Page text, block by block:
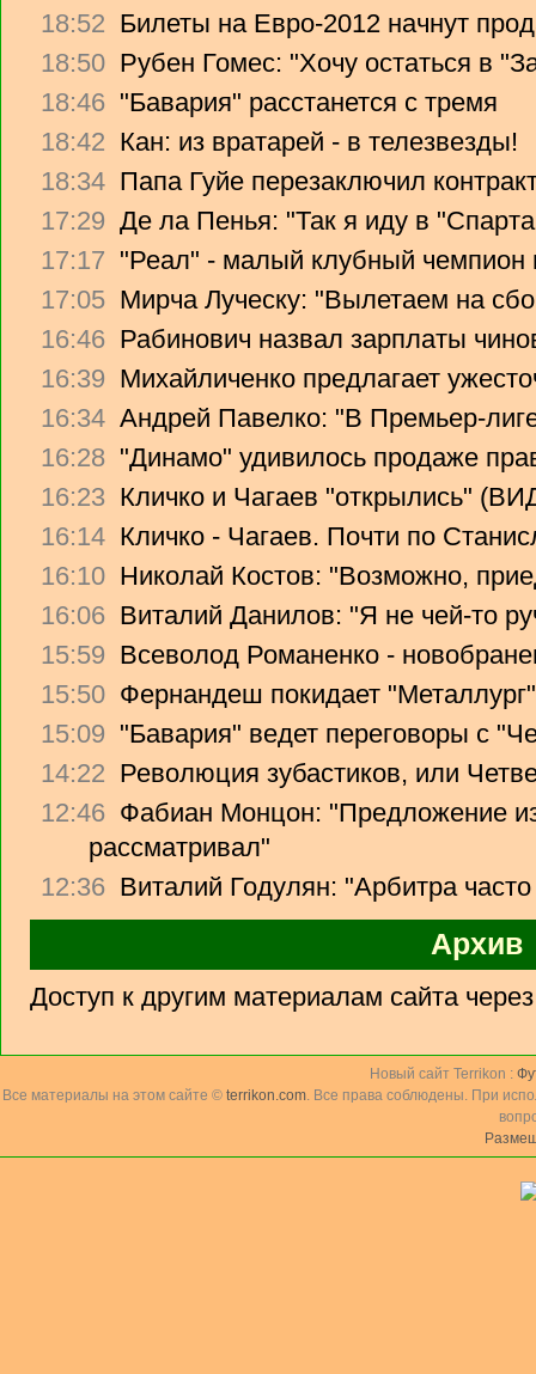
18:52 Билеты на Евро-2012 начнут
18:50 Рубен Гомес: "Хочу остаться в
18:46 "Бавария" расстанется с тремя
18:42 Кан: из вратарей - в телезвезды!
18:34 Папа Гуйе перезаключил
17:29 Де ла Пенья: "Так я иду в
17:17 "Реал" - малый клубный чемпион
17:05 Мирча Луческу: "Вылетаем на
16:46 Рабинович назвал зарплаты
16:39 Михайличенко предлагает
16:34 Андрей Павелко: "В Премьер-
16:28 "Динамо" удивилось продаже
16:23 Кличко и Чагаев "открылись"
16:14 Кличко - Чагаев. Почти по
16:10 Николай Костов: "Возможно,
16:06 Виталий Данилов: "Я не чей-то
15:59 Всеволод Романенко -
15:50 Фернандеш покидает "Металлург"
15:09 "Бавария" ведет переговоры с
14:22 Революция зубастиков, или
12:46 Фабиан Монцон: "Предложение
рассматривал"
12:36 Виталий Годулян: "Арбитра
Архив
Доступ к другим материалам сайта
Новый сайт Terrikon :
Все материалы на этом сайте © terrikon.com. Все права соблюдены. При